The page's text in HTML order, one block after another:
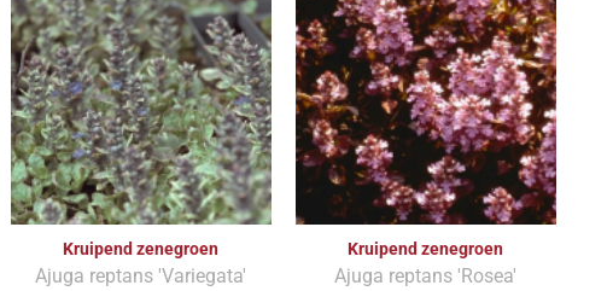
Kruipend zenegroen
Ajuga reptans 'Variegata'
Kruipend zenegroen
Ajuga reptans 'Rosea'